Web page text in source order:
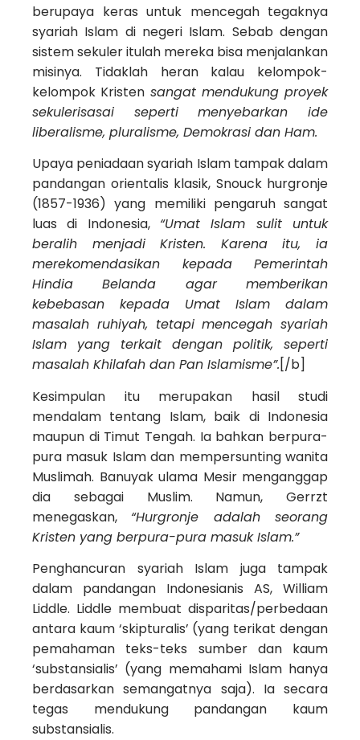
berupaya keras untuk mencegah tegaknya
syariah Islam di negeri Islam. Sebab dengan
sistem sekuler itulah mereka bisa menjalankan
misinya. Tidaklah heran kalau kelompok-
kelompok Kristen sangat mendukung proyek
sekulerisasai seperti menyebarkan ide
liberalisme, pluralisme, Demokrasi dan Ham.
Upaya peniadaan syariah Islam tampak dalam
pandangan orientalis klasik, Snouck hurgronje
(1857-1936) yang memiliki pengaruh sangat
luas di Indonesia, “Umat Islam sulit untuk
beralih menjadi Kristen. Karena itu, ia
merekomendasikan kepada Pemerintah
Hindia Belanda agar memberikan
kebebasan kepada Umat Islam dalam
masalah ruhiyah, tetapi mencegah syariah
Islam yang terkait dengan politik, seperti
masalah Khilafah dan Pan Islamisme”.[/b]
Kesimpulan itu merupakan hasil studi
mendalam tentang Islam, baik di Indonesia
maupun di Timut Tengah. Ia bahkan berpura-
pura masuk Islam dan mempersunting wanita
Muslimah. Banuyak ulama Mesir menganggap
dia sebagai Muslim. Namun, Gerrzt
menegaskan, “Hurgronje adalah seorang
Kristen yang berpura-pura masuk Islam.”
Penghancuran syariah Islam juga tampak
dalam pandangan Indonesianis AS, William
Liddle. Liddle membuat disparitas/perbedaan
antara kaum ‘skipturalis’ (yang terikat dengan
pemahaman teks-teks sumber dan kaum
‘substansialis’ (yang memahami Islam hanya
berdasarkan semangatnya saja). Ia secara
tegas mendukung pandangan kaum
substansialis.